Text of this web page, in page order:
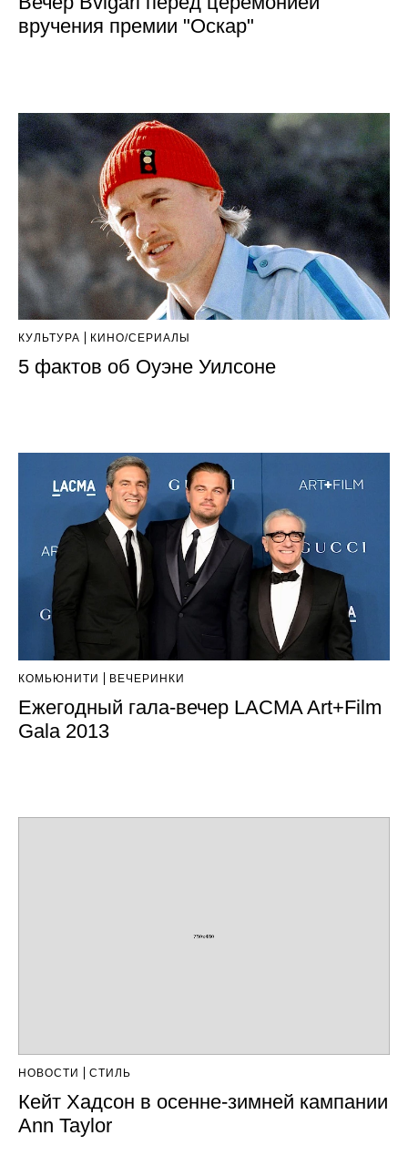
вручения премии "Оскар"
КУЛЬТУРА КИНО/СЕРИАЛЫ
5 фактов об Оуэне Уилсоне
КОМЬЮНИТИ ВЕЧЕРИНКИ
Ежегодный гала-вечер LACMA Art+Film
Gala 2013
НОВОСТИ СТИЛЬ
Кейт Хадсон в осенне-зимней кампании
Ann Taylor